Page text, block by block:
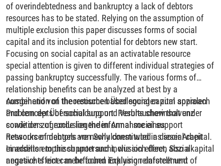
of overindebtedness and bankruptcy a lack of debtors
resources has to be stated. Relying on the assumption of
multiple exclusion this paper discusses forms of social
capital and its inclusion potential for debtors new start.
Focusing on social capital as an activatable resource
special attention is given to different individual strategies of
passing bankruptcy successfully. The various forms of
relationship benefits can be analyzed at best by a
combination of the resource-based social capital approach
and concepts of social support. Results show that under
conditions of exclusion the informal social support
networks of debtors are newly constituted as social capital.
In addition to the support and inclusion effect, also a
negative effect can be found implying reinforcement of
Ausgehend von theoretischen Überlegungen zum sozialen
Problem der Überschuldung und Verbraucherinsolvenz
sowie der zugrunde liegenden Annahme eines
Ressourcenmangels von Schuldnern wird in dieser Arbeit
einerseits empirisch untersucht, wie sich deren Sozialkapital
angesichts einer mehrfachen Exklusion darstellt und